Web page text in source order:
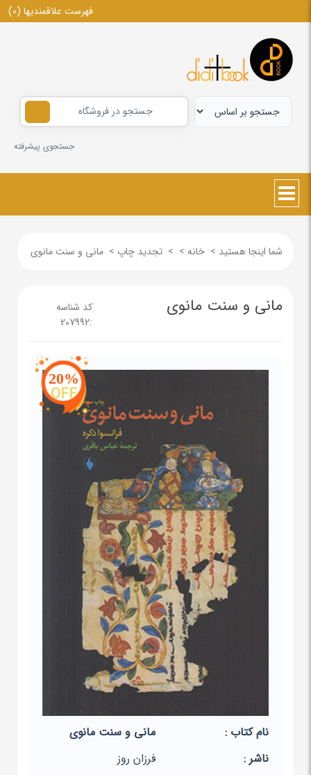
فهرست علاقمندیها (0)
جستجوی پیشرفته
شما اینجا هستید > خانه >
> تجدید چاپ > مانی و سنت مانوی
مانی و سنت مانوی
کد شناسه
:
207992
20%
OFF
نام کتاب :
مانی و سنت مانوی
ناشر :
فرزان روز